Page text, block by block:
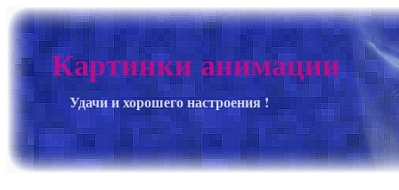
Картинки анимации
Удачи и хорошего настроения !